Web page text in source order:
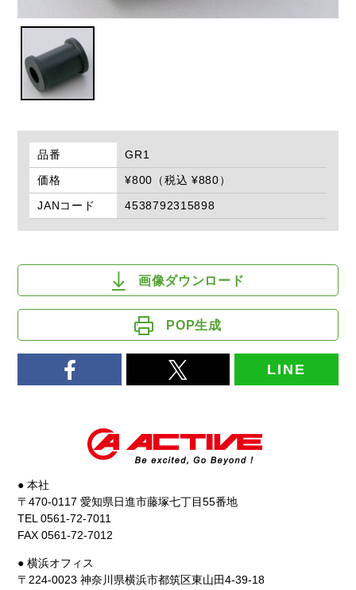
品番
GR1
価格
¥800（税込 ¥880）
JANコード
4538792315898
画像ダウンロード
POP生成
LINE
● 本社
〒470-0117 愛知県日進市藤塚七丁目55番地
TEL 0561-72-7011
FAX 0561-72-7012
● 横浜オフィス
〒224-0023 神奈川県横浜市都筑区東山田4-39-18